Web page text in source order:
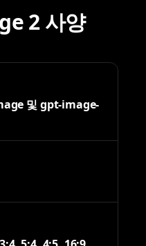
2 사양
및 gpt-image-